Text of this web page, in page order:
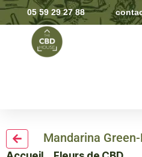
05 59 29 27 88
Mandarina